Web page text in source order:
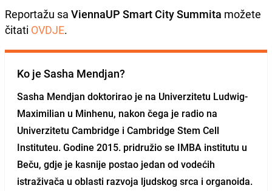
Reportažu sa ViennaUP Smart City Summita možete
čitati OVDJE.
Ko je Sasha Mendjan?
Sasha Mendjan doktorirao je na Univerzitetu Ludwig-
Maximilian u Minhenu, nakon čega je radio na
Univerzitetu Cambridge i Cambridge Stem Cell
Instituteu. Godine 2015. pridružio se IMBA institutu u
Beču, gdje je kasnije postao jedan od vodećih
istraživača u oblasti razvoja ljudskog srca i organoida.